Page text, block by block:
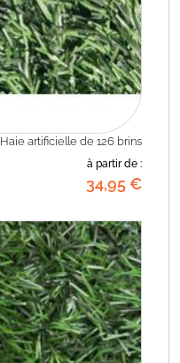
Haie artificielle de 126 brins
à partir de :
34,95€